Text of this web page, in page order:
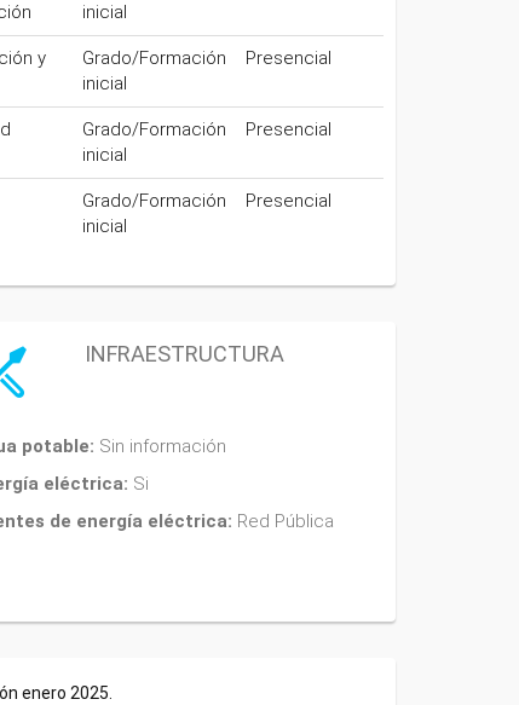
inicial
y
Grado/Formación
inicial
Presencial
Grado/Formación
inicial
Presencial
Grado/Formación
inicial
Presencial
INFRAESTRUCTURA
potable: Sin información
eléctrica: Si
de energía eléctrica: Red Pública
enero 2025.